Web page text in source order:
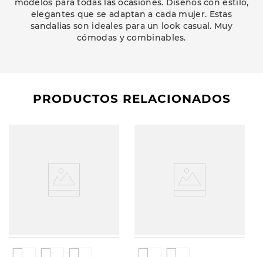
modelos para todas las ocasiones. Diseños con estilo,
elegantes que se adaptan a cada mujer. Estas
sandalias son ideales para un look casual. Muy
cómodas y combinables.
PRODUCTOS RELACIONADOS